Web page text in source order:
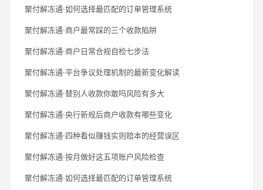
聚付解冻通·如何选择最匹配的订单管理系统
聚付解冻通·商户最常踩的三个收款陷阱
聚付解冻通·商户日常合规自检七步法
聚付解冻通·平台争议处理机制的最新变化解读
聚付解冻通·替别人收款你敢吗风险有多大
聚付解冻通·央行新规后商户收款有哪些变化
聚付解冻通·四种看似赚钱实则赔本的经营误区
聚付解冻通·按月做好这五项账户风险检查
聚付解冻通·如何选择最匹配的订单管理系统